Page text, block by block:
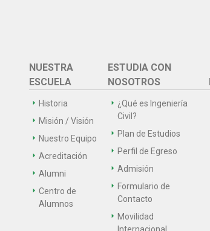
NUESTRA
ESCUELA
Historia
Misión / Visión
Nuestro Equipo
Acreditación
Alumni
Centro de
Alumnos
ESTUDIA CON
NOSOTROS
¿Qué es Ingeniería
Civil?
Plan de Estudios
Perfil de Egreso
Admisión
Formulario de
Contacto
Movilidad